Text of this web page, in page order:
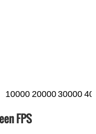
10000 2000030000
FPS